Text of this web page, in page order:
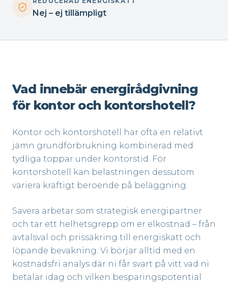
Nej – ej tillämpligt
Vad innebär energirådgivning
för kontor och kontorshotell?
Kontor och kontorshotell har ofta en relativt
jämn grundförbrukning kombinerad med
tydliga toppar under kontorstid. För
kontorshotell kan belastningen dessutom
variera kraftigt beroende på beläggning.
Savera arbetar som strategisk energipartner
och tar ett helhetsgrepp om er elkostnad – från
avtalsval och prissäkring till energiskatt och
löpande bevakning. Vi börjar alltid med en
kostnadsfri analys där ni får svart på vitt vad ni
betalar idag och vilken besparingspotential